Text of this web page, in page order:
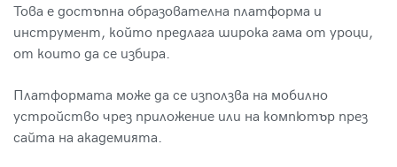
Това е достъпна образователна платформа и
инструмент, който предлага широка гама от уроци,
от които да се избира.
Платформата може да се използва на мобилно
устройство чрез приложение или на компютър през
сайта на академията.